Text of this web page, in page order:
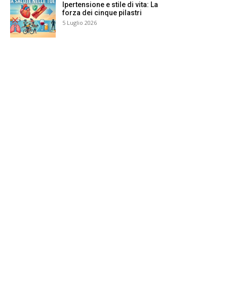
Ipertensione e stile di vita: La
forza dei cinque pilastri
5 Luglio 2026